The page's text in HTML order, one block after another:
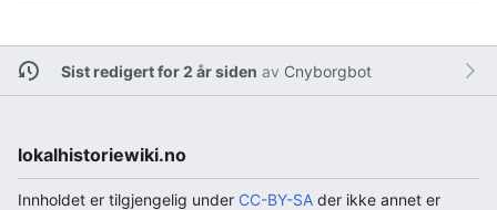
Sist redigert for 2 år siden av Cnyborgbot
lokalhistoriewiki.no
Innholdet er tilgjengelig under CC-BY-SA der ikke annet er